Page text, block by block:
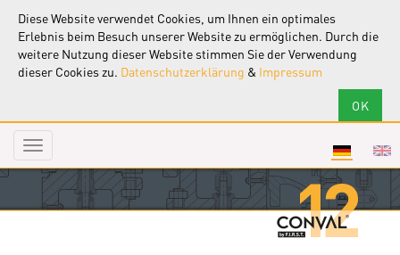
Diese Website verwendet Cookies, um Ihnen ein optimales
Erlebnis beim Besuch unserer Website zu ermöglichen. Durch die
weitere Nutzung dieser Website stimmen Sie der Verwendung
dieser Cookies zu. Datenschutzerklärung & Impressum
Toggle
navigation